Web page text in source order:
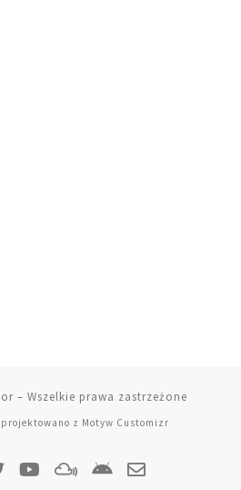
– Wszelkie prawa zastrzeżone
z Motyw Customizr